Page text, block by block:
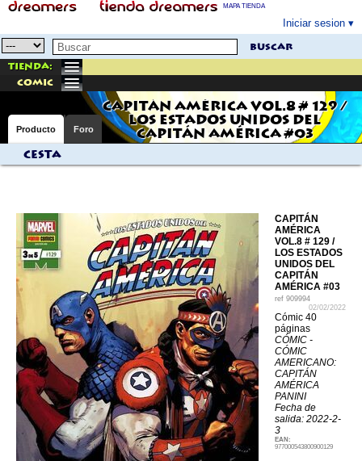
MAPA TIENDA
Iniciar sesion
buscar
Tienda:
comic
CAPITÁN AMÉRICA VOL.8 # 129 /
LOS ESTADOS UNIDOS DEL
CAPITÁN AMÉRICA #03
Producto Foro
Cesta
CAPITÁN
AMÉRICA
VOL.8 # 129 /
LOS ESTADOS
UNIDOS DEL
CAPITÁN
AMÉRICA #03
ref 909994
02/02/2022
Cómic 40
páginas
CÓMIC -
CÓMIC
AMERICANO:
CAPITÁN
AMÉRICA
PANINI
Fecha de
salida: 2022-2-
3
EAN:
977000543800900129